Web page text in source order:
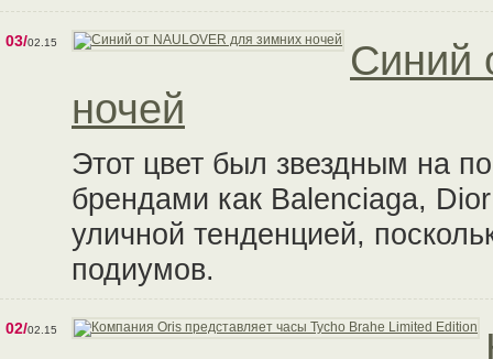
03/02.15
Синий
ночей
Этот цвет был звездным на
брендами как Balenciaga,
уличной тенденцией,
подиумов.
02/02.15